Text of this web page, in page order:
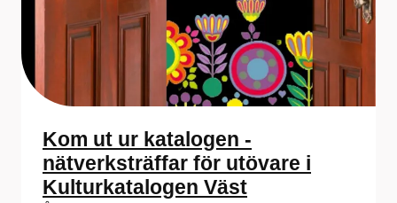
Kom ut ur katalogen -
nätverksträffar för utövare i
Kulturkatalogen Väst